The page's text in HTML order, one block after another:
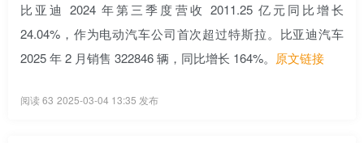
比亚迪 2024 年第三季度营收 2011.25 亿元同比增长
24.04%，作为电动汽车公司首次超过特斯拉。比亚迪汽车
2025 年 2 月销售 322846 辆，同比增长 164%。 原文链接
阅读 63 2025-03-04 13:35 发布